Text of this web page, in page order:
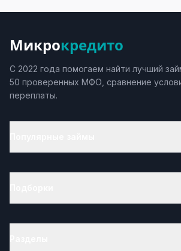
Микрокредито
С 2022 года помогаем найти лучший
50 проверенных МФО, сравнение
переплаты.